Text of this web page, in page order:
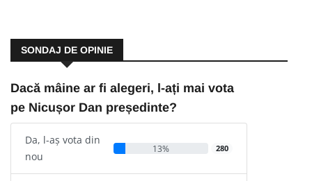
SONDAJ DE OPINIE
Dacă mâine ar fi alegeri, l-ați mai vota
pe Nicușor Dan președinte?
Da, l-aș vota din
nou
13% 280